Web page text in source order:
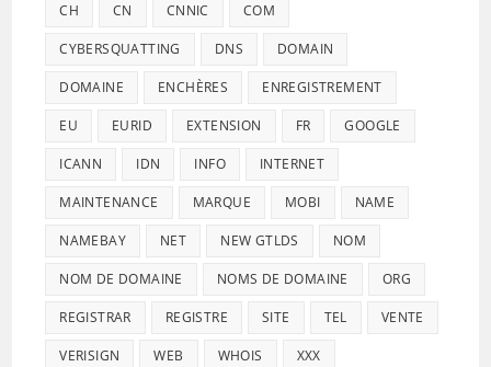
CH CN CNNIC COM
CYBERSQUATTING DNS DOMAIN
DOMAINE ENCHÈRES ENREGISTREMENT
EU EURID EXTENSION FR GOOGLE
ICANN IDN INFO INTERNET
MAINTENANCE MARQUE MOBI NAME
NAMEBAY NET NEW GTLDS NOM
NOM DE DOMAINE NOMS DE DOMAINE ORG
REGISTRAR REGISTRE SITE TEL VENTE
VERISIGN WEB WHOIS XXX